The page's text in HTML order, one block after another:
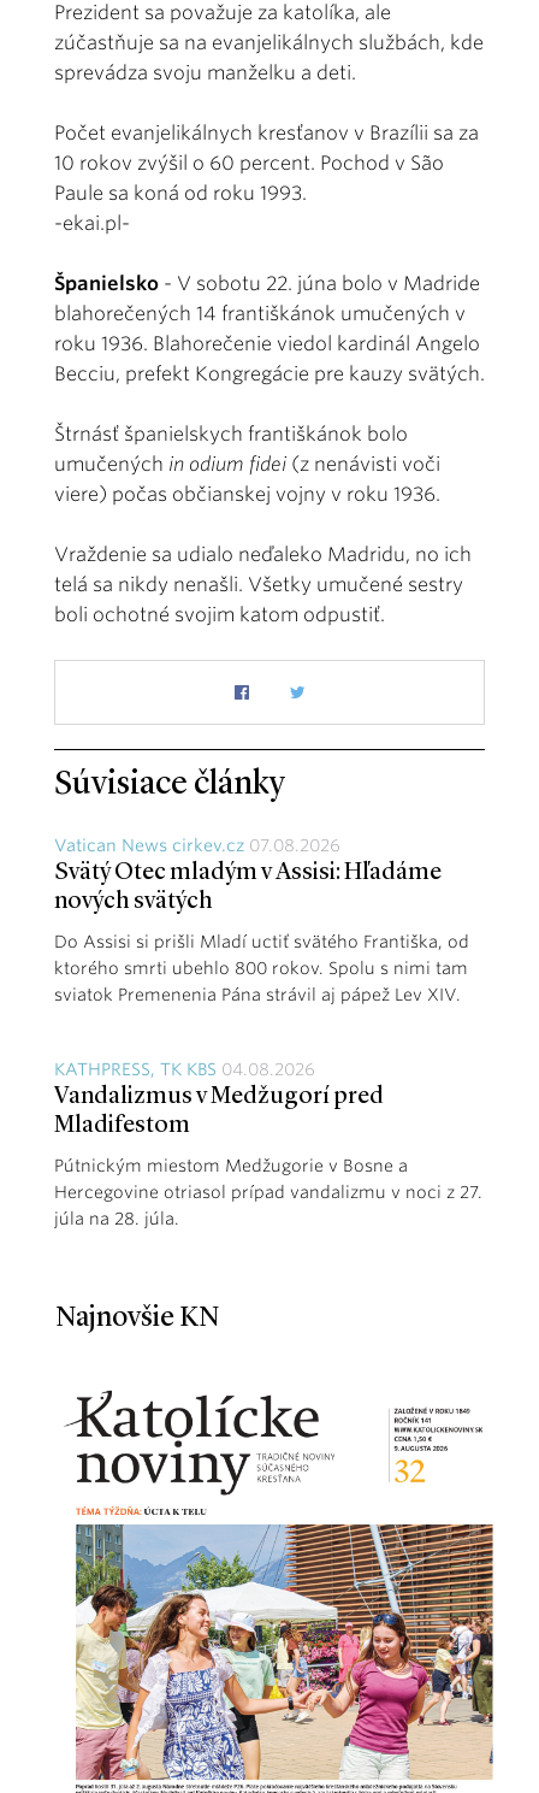
Prezident sa považuje za katolíka, ale
zúčastňuje sa na evanjelikálnych službách, kde
sprevádza svoju manželku a deti.
Počet evanjelikálnych kresťanov v Brazílii sa za
10 rokov zvýšil o 60 percent. Pochod v São
Paule sa koná od roku 1993.
-ekai.pl-
Španielsko - V sobotu 22. júna bolo v Madride
blahorečených 14 františkánok umučených v
roku 1936. Blahorečenie viedol kardinál Angelo
Becciu, prefekt Kongregácie pre kauzy svätých.
Štrnásť španielskych františkánok bolo
umučených in odium fidei (z nenávisti voči
viere) počas občianskej vojny v roku 1936.
Vraždenie sa udialo neďaleko Madridu, no ich
telá sa nikdy nenašli. Všetky umučené sestry
boli ochotné svojim katom odpustiť.
Súvisiace články
Vatican News cirkev.cz 07.08.2026
Svätý Otec mladým v Assisi: Hľadáme
nových svätých
Do Assisi si prišli Mladí uctiť svätého Františka, od
ktorého smrti ubehlo 800 rokov. Spolu s nimi tam
sviatok Premenenia Pána strávil aj pápež Lev XIV.
KATHPRESS, TK KBS 04.08.2026
Vandalizmus v Medžugorí pred
Mladifestom
Pútnickým miestom Medžugorie v Bosne a
Hercegovine otriasol prípad vandalizmu v noci z 27.
júla na 28. júla.
Najnovšie KN